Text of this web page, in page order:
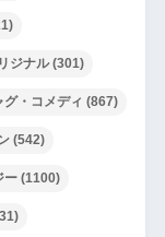
ジナル(301)
グ・コメディ (867)
(542)
ー(1100)